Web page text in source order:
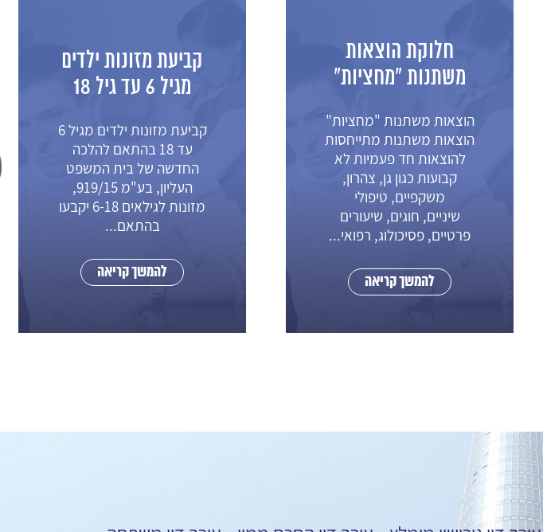
חלוקת הוצאות
משתנות "מחציות"
הוצאות משתנות "מחציות"
הוצאות משתנות מתייחסות
להוצאות חד פעמיות לא
קבועות כגון גן, צהרון,
משקפיים, טיפולי
שיניים, חוגים, שיעורים
פרטיים, פסיכולוג, רפואי...
להמשך קריאה
קביעת מזונות ילדים
מגיל 6 עד גיל 18
קביעת מזונות ילדים מגיל 6
עד 18 בהתאם להלכה
החדשה של בית המשפט
העליון, בע"מ 919/15,
מזונות לגילאים 6-18 יקבעו
בהתאם...
להמשך קריאה